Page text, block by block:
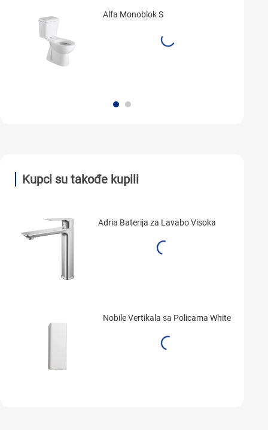
Alfa Monoblok S
Kupci su takođe kupili
Adria Baterija za Lavabo Visoka
Nobile Vertikala sa Policama White